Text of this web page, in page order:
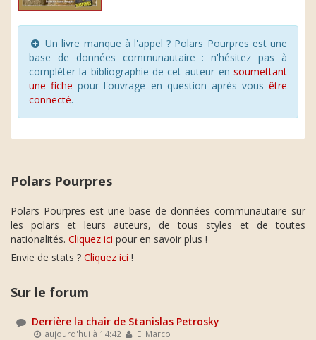
Un livre manque à l'appel ? Polars Pourpres est une
base de données communautaire : n'hésitez pas à
compléter la bibliographie de cet auteur en soumettant
une fiche pour l'ouvrage en question après vous être
connecté.
Polars Pourpres
Polars Pourpres est une base de données communautaire sur
les polars et leurs auteurs, de tous styles et de toutes
nationalités. Cliquez ici pour en savoir plus !
Envie de stats ? Cliquez ici !
Sur le forum
Derrière la chair de Stanislas Petrosky
aujourd'hui à 14:42 El Marco